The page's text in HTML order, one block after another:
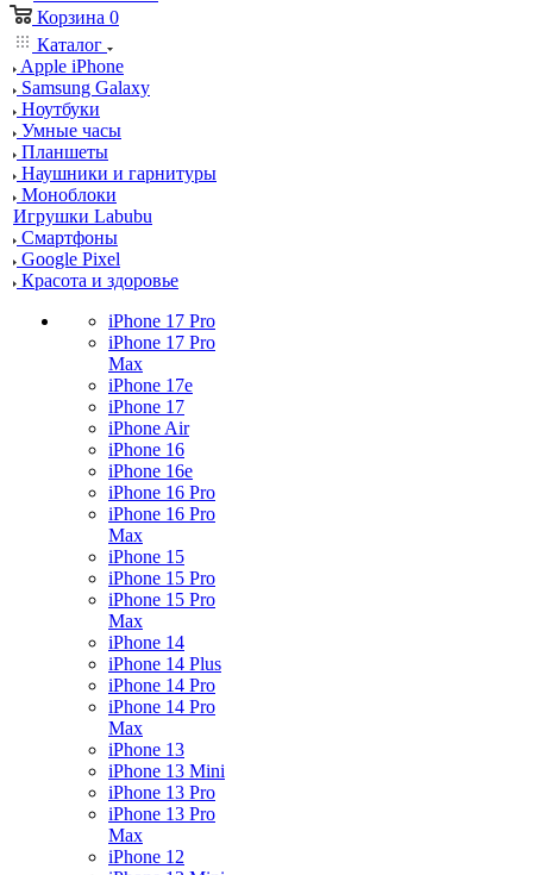
Корзина 0
Каталог
Apple iPhone
Samsung Galaxy
Ноутбуки
Умные часы
Планшеты
Наушники и гарнитуры
Моноблоки
Игрушки Labubu
Смартфоны
Google Pixel
Красота и здоровье
iPhone 17 Pro
iPhone 17 Pro
Max
iPhone 17e
iPhone 17
iPhone Air
iPhone 16
iPhone 16e
iPhone 16 Pro
iPhone 16 Pro
Max
iPhone 15
iPhone 15 Pro
iPhone 15 Pro
Max
iPhone 14
iPhone 14 Plus
iPhone 14 Pro
iPhone 14 Pro
Max
iPhone 13
iPhone 13 Mini
iPhone 13 Pro
iPhone 13 Pro
Max
iPhone 12